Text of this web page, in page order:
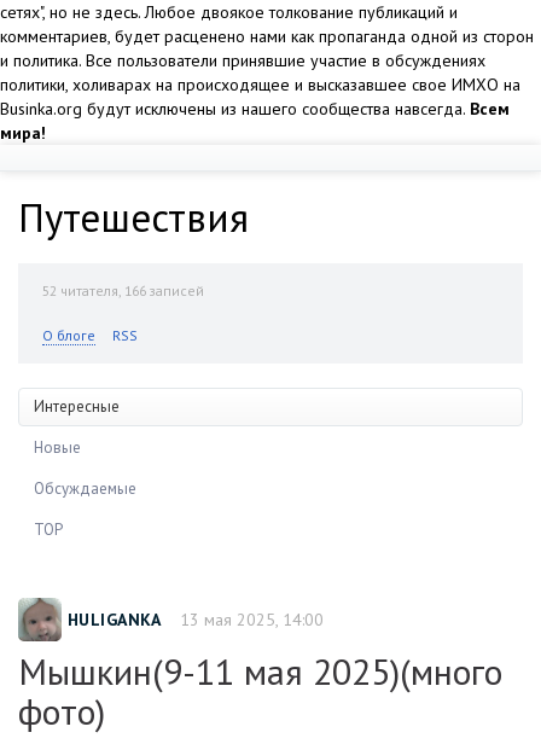
сетях", но не здесь. Любое двоякое толкование публикаций и
комментариев, будет расценено нами как пропаганда одной из сторон
и политика. Все пользователи принявшие участие в обсуждениях
политики, холиварах на происходящее и высказавшее свое ИМХО на
Businka.org будут исключены из нашего сообщества навсегда. Всем
мира!
Путешествия
52 читателя, 166 записей
О блоге RSS
Интересные
Новые
Обсуждаемые
TOP
HULIGANKA 13 мая 2025, 14:00
Мышкин(9-11 мая 2025)(много
фото)